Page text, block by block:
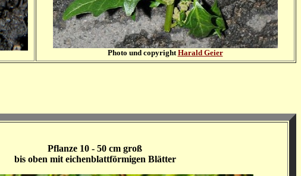
Photo und copyrightHarald Geier
Pflanze 10 - 50 cm groß
bis oben mit eichenblattförmigen Blätter